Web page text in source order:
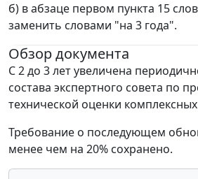
б) в абзаце первом пункта 15
заменить словами "на 3 года".
Обзор документа
С 2 до 3 лет увеличена
состава экспертного совета по
технической оценки
Требование о последующем
менее чем на 20% сохранено.